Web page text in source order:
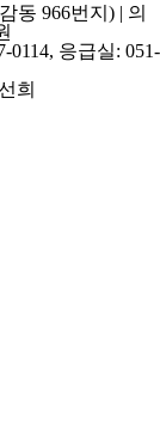
동 966번지) | 의
0114, 응급실: 051-
희